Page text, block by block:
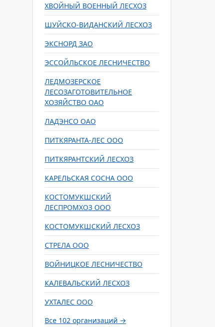
ХВОЙНЫЙ ВОЕННЫЙ ЛЕСХОЗ
ШУЙСКО-ВИДАНСКИЙ ЛЕСХОЗ
ЭКСНОРД ЗАО
ЭССОЙЛЬСКОЕ ЛЕСНИЧЕСТВО
ЛЕДМОЗЕРСКОЕ
ЛЕСОЗАГОТОВИТЕЛЬНОЕ
ХОЗЯЙСТВО ОАО
ЛАДЭНСО ОАО
ПИТКЯРАНТА-ЛЕС ООО
ПИТКЯРАНТСКИЙ ЛЕСХОЗ
КАРЕЛЬСКАЯ СОСНА ООО
КОСТОМУКШСКИЙ
ЛЕСПРОМХОЗ ООО
КОСТОМУКШСКИЙ ЛЕСХОЗ
СТРЕЛА ООО
ВОЙНИЦКОЕ ЛЕСНИЧЕСТВО
КАЛЕВАЛЬСКИЙ ЛЕСХОЗ
УХТАЛЕС ООО
Все 102 организаций →